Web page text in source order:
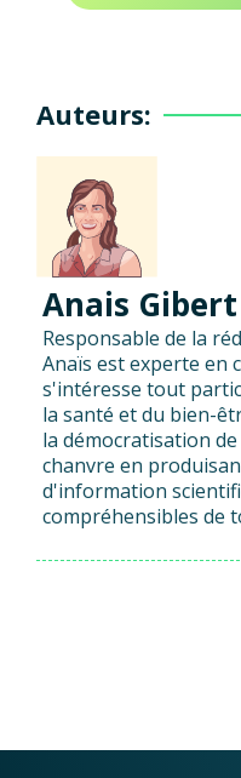
Auteurs:
Anais Gibert
Responsable de la
Anaïs est experte en
s'intéresse tout
la santé et du bien-
la démocratisation
chanvre en
d'information
compréhensibles de